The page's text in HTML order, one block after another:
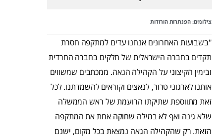
צילומים: הפנתרות הורודות
"בשבועות האחרונים אנחנו עדים למתקפה חסרת
תקדים בחברה הישראלית של חלקים בחברה החרדית
ובימין הקיצוני על הקהילה הגאה. ממכתבים שמשווים
אותנו לארגוני טרור, לנאצים וקוראים להשמדתנו. לכל
זאת מתווספת שתיקתו הרועמת של ראש הממשלה
שלא גינה ואף לא במילה שחוקה אחת את המתקפה
הזאת. רק שהקהילה הגאה נמצאת בכל מקום, ישנם